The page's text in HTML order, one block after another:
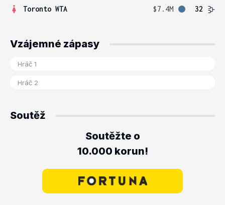
Toronto WTA
$7.4M 32
Vzájemné zápasy
Soutěž
Soutěžte o
10.000 korun!